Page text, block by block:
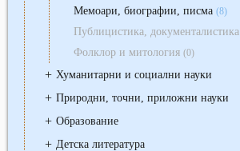
Мемоари, биографии, писма (8)
Публицистика, документалистика
Фолклор и митология (0)
+ Хуманитарни и социални науки
+ Природни, точни, приложни науки
+ Образование
+ Детска литература